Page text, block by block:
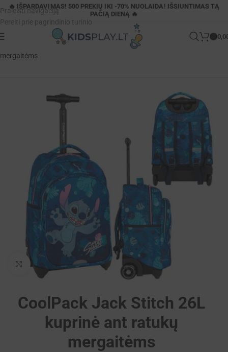
Praleisti navigaciją
Pereiti prie pagrindinio turinio
🔥 IŠPARDAVIMAS! 500 PREKIŲ IKI -70% NUOLAIDA! IŠSIUNTIMAS TĄ
PAČIĄ DIENĄ 🔥
Parduotuvė
CoolPack Jack Stitch 26L kuprinė ant ratukų
mergaitėms
Padidinti
CoolPack Jack Stitch 26L
kuprinė ant ratukų
mergaitėms